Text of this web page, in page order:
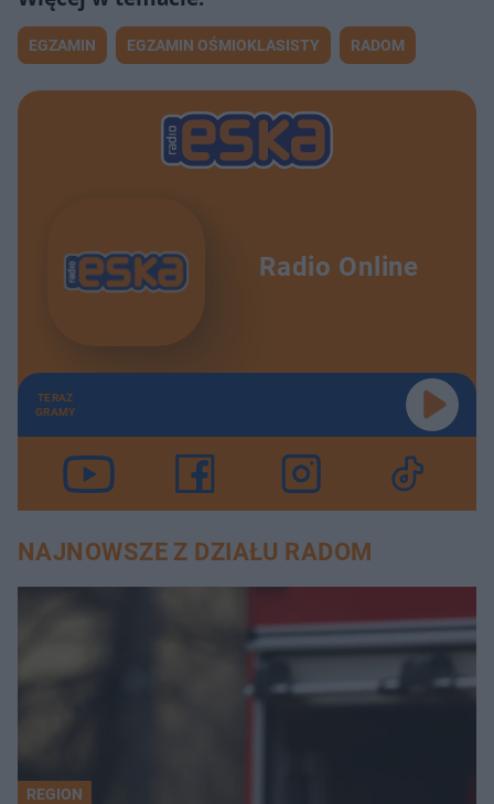
EGZAMIN EGZAMIN OŚMIOKLASISTY RADOM
Radio Online
TERAZ
GRAMY
NAJNOWSZE Z DZIAŁU RADOM
REGION